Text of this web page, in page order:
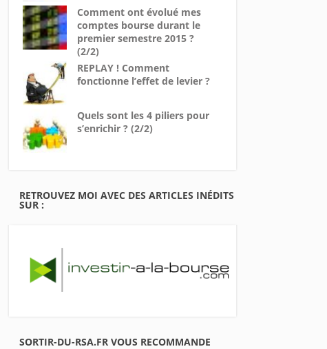
Comment ont évolué mes
comptes bourse durant le
premier semestre 2015 ?
(2/2)
REPLAY ! Comment
fonctionne l’effet de levier ?
Quels sont les 4 piliers pour
s’enrichir ? (2/2)
RETROUVEZ MOI AVEC DES ARTICLES INÉDITS
SUR :
SORTIR-DU-RSA.FR VOUS RECOMMANDE